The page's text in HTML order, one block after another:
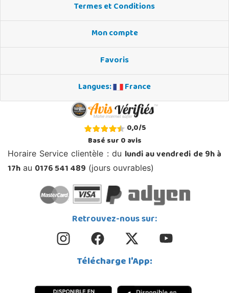
Termes et Conditions
Mon compte
Favoris
Langues:
France
0,0/5
Basé sur0avis
Horaire Service clientèle : du lundi au vendredi de 9h à
17h au 0176 541 489 (jours ouvrables)
Retrouvez-nous sur:
Télécharge l'App: